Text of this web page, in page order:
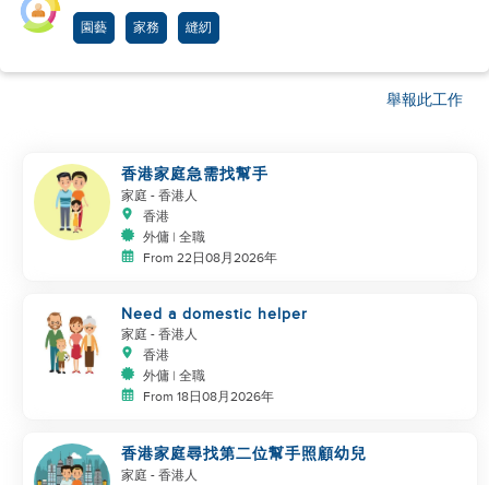
園藝 家務 縫紉
舉報此工作
香港家庭急需找幫手
家庭 - 香港人
香港
外傭 | 全職
From 22日08月2026年
Need a domestic helper
家庭 - 香港人
香港
外傭 | 全職
From 18日08月2026年
香港家庭尋找第二位幫手照顧幼兒
家庭 - 香港人